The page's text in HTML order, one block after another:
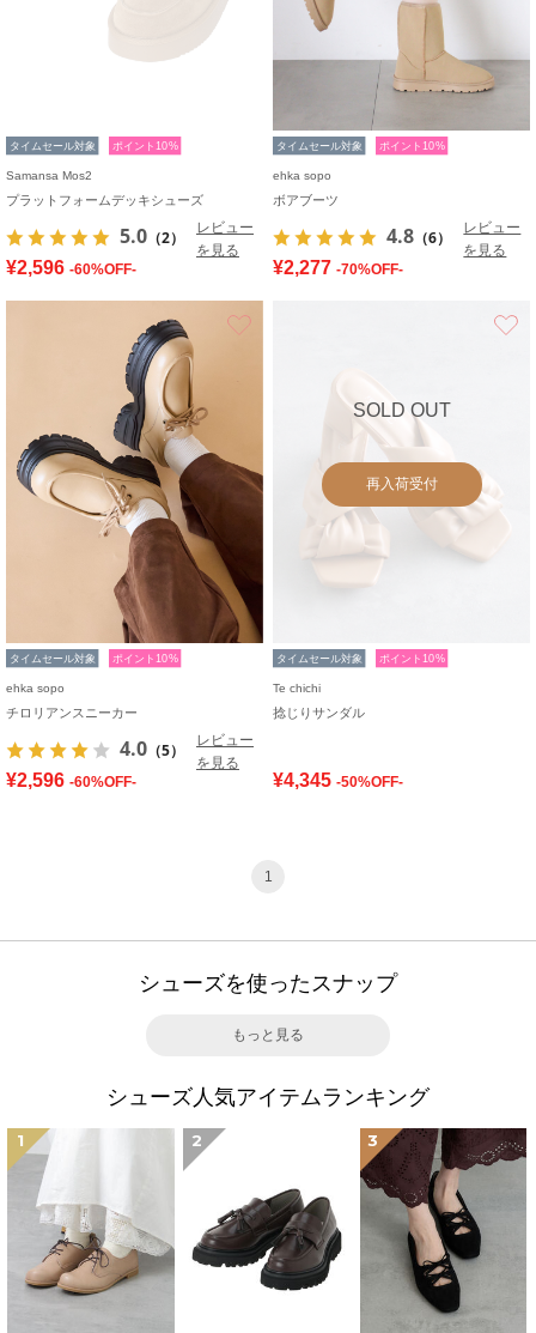
タイムセール対象 ポイント10%
Samansa Mos2
プラットフォームデッキシューズ
5.0 （2）
レビュー
を見る
¥2,596 -60%OFF-
タイムセール対象 ポイント10%
ehka sopo
ボアブーツ
4.8 （6）
レビュー
を見る
¥2,277 -70%OFF-
タイムセール対象 ポイント10%
ehka sopo
チロリアンスニーカー
4.0 （5）
レビュー
を見る
¥2,596 -60%OFF-
SOLD OUT
再入荷受付
タイムセール対象 ポイント10%
Te chichi
捻じりサンダル
¥4,345 -50%OFF-
1
シューズを使ったスナップ
もっと見る
シューズ人気アイテムランキング
1 2 3